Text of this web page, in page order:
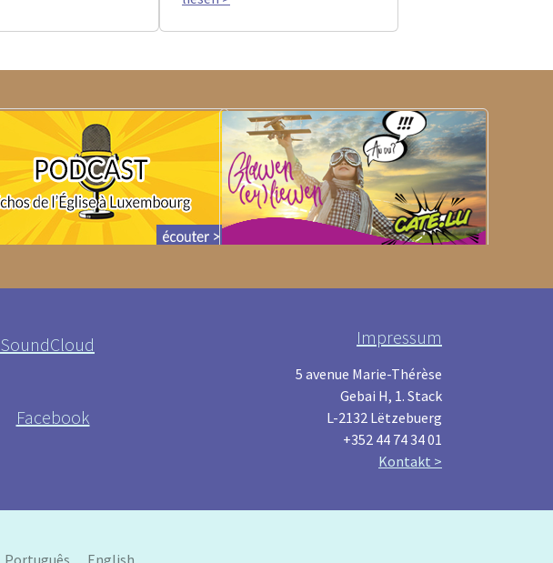
SoundCloud
Facebook
Impressum
5 avenue Marie-Thérèse
Gebai H, 1. Stack
L-2132 Lëtzebuerg
+352 44 74 34 01
Kontakt >
Português English